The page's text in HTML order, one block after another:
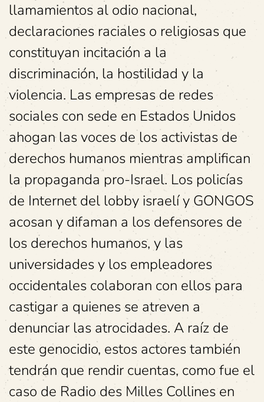
llamamientos al odio nacional,
declaraciones raciales o religiosas que
constituyan incitación a la
discriminación, la hostilidad y la
violencia. Las empresas de redes
sociales con sede en Estados Unidos
ahogan las voces de los activistas de
derechos humanos mientras amplifican
la propaganda pro-Israel. Los policías
de Internet del lobby israelí y GONGOS
acosan y difaman a los defensores de
los derechos humanos, y las
universidades y los empleadores
occidentales colaboran con ellos para
castigar a quienes se atreven a
denunciar las atrocidades. A raíz de
este genocidio, estos actores también
tendrán que rendir cuentas, como fue el
caso de Radio des Milles Collines en